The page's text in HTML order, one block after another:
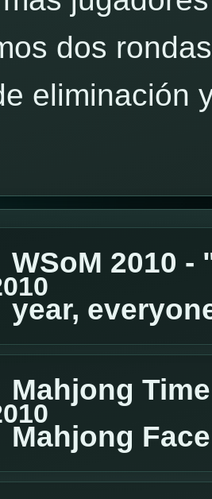
dos
eliminación
WSoM 2010
year,
Mahjong
Mahjong